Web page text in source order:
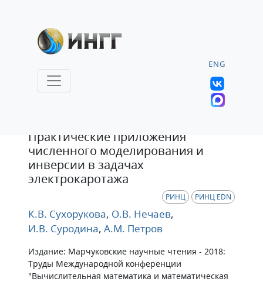
ENG
Практические приложения
численного моделирования и
инверсии в задачах
электрокаротажа
РИНЦ РИНЦ EDN
К.В. Сухорукова, О.В. Нечаев,
И.В. Суродина, А.М. Петров
Издание: Марчуковские научные чтения - 2018:
Труды Международной конференции
"Вычислительная математика и математическая